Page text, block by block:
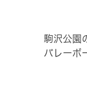
駒沢公園
バレーボ